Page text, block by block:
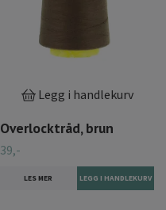
Legg i handlekurv
Overlocktråd, brun
39,-
LES MER